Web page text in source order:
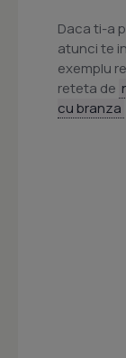
Daca ti-a
atunci te
exemplu
reteta de
cu branza